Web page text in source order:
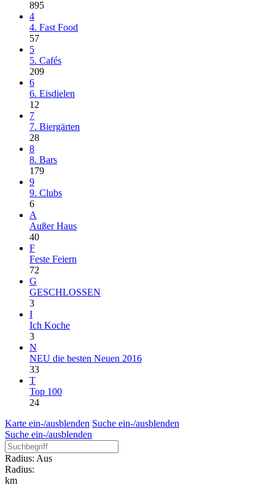
895
4
4. Fast Food
57
5
5. Cafés
209
6
6. Eisdielen
12
7
7. Biergärten
28
8
8. Bars
179
9
9. Clubs
6
A
Außer Haus
40
F
Feste Feiern
72
G
GESCHLOSSEN
3
I
Ich Koche
3
N
NEU die besten Neuen 2016
33
T
Top 100
24
Karte ein-/ausblenden Suche ein-/ausblenden
Suche ein-/ausblenden
Radius: Aus
Radius:
km